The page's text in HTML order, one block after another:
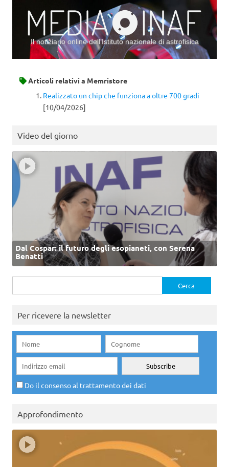
Il notiziario online dell’Istituto nazionale di astrofisica
Articoli relativi a Memristore
Realizzato un chip che funziona a oltre 700 gradi
[10/04/2026]
Video del giorno
Dal Cospar: il futuro degli esopianeti, con Serena
Benatti
per:
Per ricevere la newsletter
Do il consenso al trattamento dei dati
Approfondimento